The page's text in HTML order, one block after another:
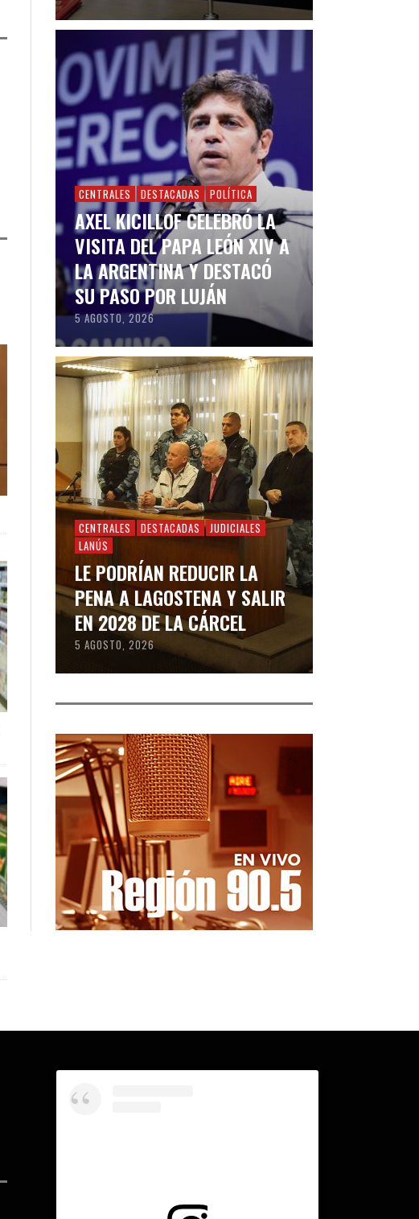
CENTRALES DESTACADAS POLÍTICA
AXEL KICILLOF CELEBRÓ LA
VISITA DEL PAPA LEÓN XIV A
LA ARGENTINA Y DESTACÓ
SU PASO POR LUJÁN
5 AGOSTO, 2026
CENTRALES DESTACADAS
JUDICIALES
LANÚS
LE PODRÍAN REDUCIR LA
PENA A LAGOSTENA Y SALIR
EN 2028 DE LA CÁRCEL
5 AGOSTO, 2026